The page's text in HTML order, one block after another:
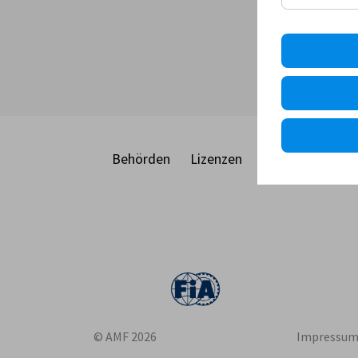
Behörden Lizenzen Racecard
© AMF 2026 Impressum